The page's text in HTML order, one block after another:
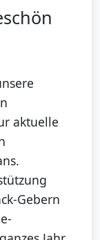
aktuelle
Gebern